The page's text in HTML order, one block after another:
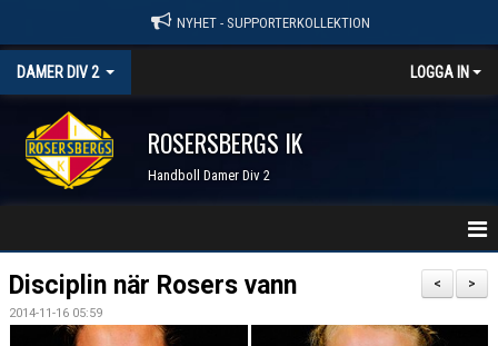
NYHET - SUPPORTERKOLLEKTION
DAMER DIV 2 LOGGA IN
ROSERSBERGS IK
Handboll Damer Div 2
STARTSIDA
NYHETER
>
<
Disciplin när Rosers vann
2014-11-16 05:59